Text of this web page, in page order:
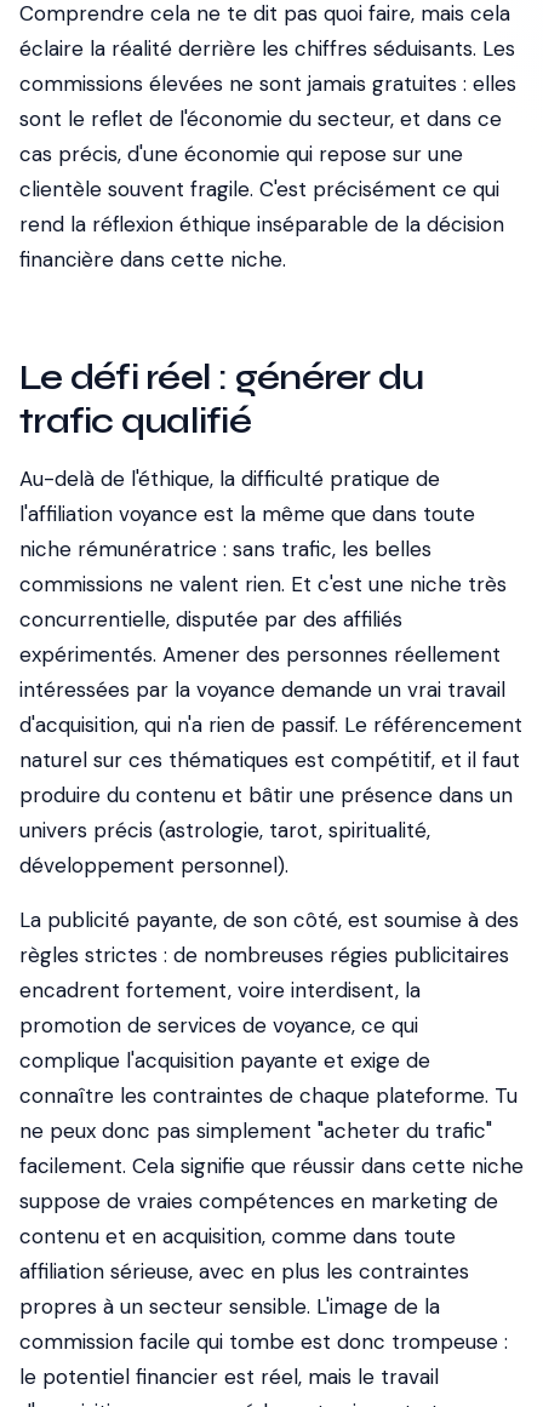
Comprendre cela ne te dit pas quoi faire, mais cela
éclaire la réalité derrière les chiffres séduisants. Les
commissions élevées ne sont jamais gratuites : elles
sont le reflet de l'économie du secteur, et dans ce
cas précis, d'une économie qui repose sur une
clientèle souvent fragile. C'est précisément ce qui
rend la réflexion éthique inséparable de la décision
financière dans cette niche.
Le défi réel : générer du
trafic qualifié
Au-delà de l'éthique, la difficulté pratique de
l'affiliation voyance est la même que dans toute
niche rémunératrice : sans trafic, les belles
commissions ne valent rien. Et c'est une niche très
concurrentielle, disputée par des affiliés
expérimentés. Amener des personnes réellement
intéressées par la voyance demande un vrai travail
d'acquisition, qui n'a rien de passif. Le référencement
naturel sur ces thématiques est compétitif, et il faut
produire du contenu et bâtir une présence dans un
univers précis (astrologie, tarot, spiritualité,
développement personnel).
La publicité payante, de son côté, est soumise à des
règles strictes : de nombreuses régies publicitaires
encadrent fortement, voire interdisent, la
promotion de services de voyance, ce qui
complique l'acquisition payante et exige de
connaître les contraintes de chaque plateforme. Tu
ne peux donc pas simplement "acheter du trafic"
facilement. Cela signifie que réussir dans cette niche
suppose de vraies compétences en marketing de
contenu et en acquisition, comme dans toute
affiliation sérieuse, avec en plus les contraintes
propres à un secteur sensible. L'image de la
commission facile qui tombe est donc trompeuse :
le potentiel financier est réel, mais le travail